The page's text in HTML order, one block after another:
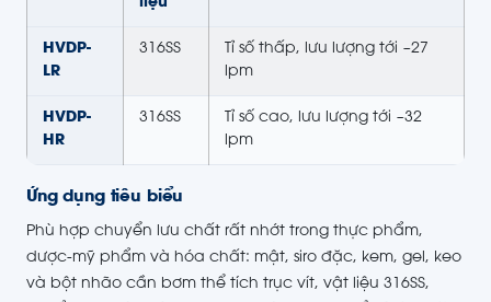
liệu
HVDP-
LR
316SS
Tỉ số thấp, lưu lượng tới ~27
lpm
HVDP-
HR
316SS
Tỉ số cao, lưu lượng tới ~32
lpm
Ứng dụng tiêu biểu
Phù hợp chuyển lưu chất rất nhớt trong thực phẩm,
dược-mỹ phẩm và hóa chất: mật, siro đặc, kem, gel, keo
và bột nhão cần bơm thể tích trục vít, vật liệu 316SS,